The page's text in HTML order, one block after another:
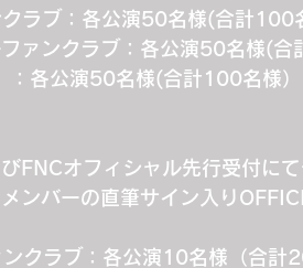
ラブ：各公演50名様(合計100
ァンクラブ：各公演50名様(合
：各公演50名様(合計100名様）
FNCオフィシャル先行受付に
ンバーの直筆サイン入り
クラブ：各公演10名様（合計